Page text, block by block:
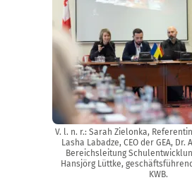
V. l. n. r.: Sarah Zielonka,
Lasha Labadze, CEO der GEA, Dr.
Bereichsleitung
Hansjörg Lüttke,
KWB.